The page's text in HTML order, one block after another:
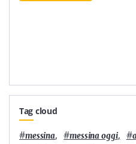
Tag cloud
#messina, #messina oggi, #